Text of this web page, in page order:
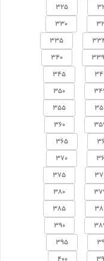
325
330
335
339
340
345
350
355
360
365
370
375
380
385
390
395